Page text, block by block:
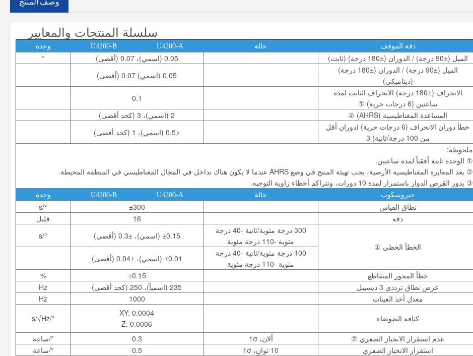
سلسلة المنتجات والمعايير
دقة الموقف حالة U4200-A
U4200-B وحدة
الميل (±90 درجة) / الدوران (±180 درجة) (ثابت) 0.05 (اسمي)، 0.07 (أقصى)
°
الميل (±90 درجة) / الدوران (±180 درجة)
(ديناميكي)
0.05 (اسمي) 0.07 (أقصى)
الانحراف (±180 درجة) الانحراف الثابت لمدة
ساعتين (6 درجات حرية) ①
0.1
المساعدة المغناطيسية (AHRS) ②
2 (اسمي)، 3 (كحد أقصى)
خطأ دوران الانحراف (6 درجات حرية) (دوران أقل
من 100 درجة/ثانية) 3
<0.5 (اسمي)، 1 (كحد أقصى)
ملحوظة:
① الوحدة ثابتة أفقياً لمدة ساعتين.
② بعد المعايرة المغناطيسية الأرضية، يجب تهيئة المنتج في وضع AHRS عندما لا يكون هناك تداخل في المجال المغناطيسي في المنطقة المحيطة.
③ يدور القرص الدوار باستمرار لمدة 10 دورات، وتتراكم أخطاء زاوية التوجيه.
جيروسكوب حالة U4200-A
U4200-B وحدة
نطاق القياس ±300
°/s
دقة
16 قليل
الخطأ الخطي ①
300 درجة مئوية/ثانية -40 درجة
مئوية -110 درجة مئوية
±0.15 (اسمي)، ±0.3 (أقصى)
°/s
100 درجة مئوية/ثانية -40 درجة
مئوية -110 درجة مئوية
±0.01 (اسمي)، ±0.04 (أقصى)
خطأ المحور المتقاطع
±0.15
%
عرض نطاق ترددي 3 ديسيبل
235 (اسمياً)، 250 (كحد أقصى)
Hz
معدل أخذ العينات
1000
Hz
كثافة الضوضاء
XY: 0.0004
Z: 0.0006
°/s/√Hz
عدم استقرار الانحياز الصفري ②
ألان، 1σ 0.3
°/ساعة
استقرار الانحياز الصفري
10 ثوانٍ، 1σ 0.5
°/ساعة